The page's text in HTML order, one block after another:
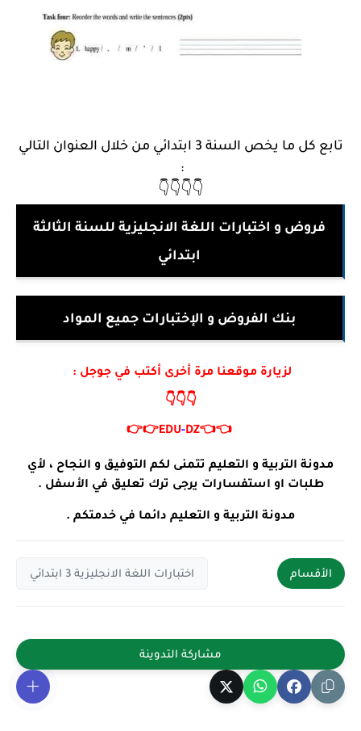
تابع كل ما يخص السنة 3 ابتدائي من خلال العنوان التالي
:
👇👇👇👇
فروض و اختبارات اللغة الانجليزية للسنة الثالثة
ابتدائي
بنك الفروض و الإختبارات جميع المواد
لزيارة موقعنا مرة أخرى أكتب في جوجل :
👇👇👇
👈👈
EDU-DZ
👉👉
مدونة التربية و التعليم تتمنى لكم التوفيق و النجاح ، لأي
طلبات او استفسارات يرجى ترك تعليق في الأسفل .
مدونة التربية و التعليم دائما في خدمتكم .
الأقسام اختبارات اللغة الانجليزية 3 ابتدائي